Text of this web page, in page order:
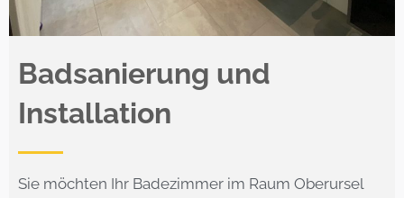
Badsanierung und
Installation
Sie möchten Ihr Badezimmer im Raum Oberursel